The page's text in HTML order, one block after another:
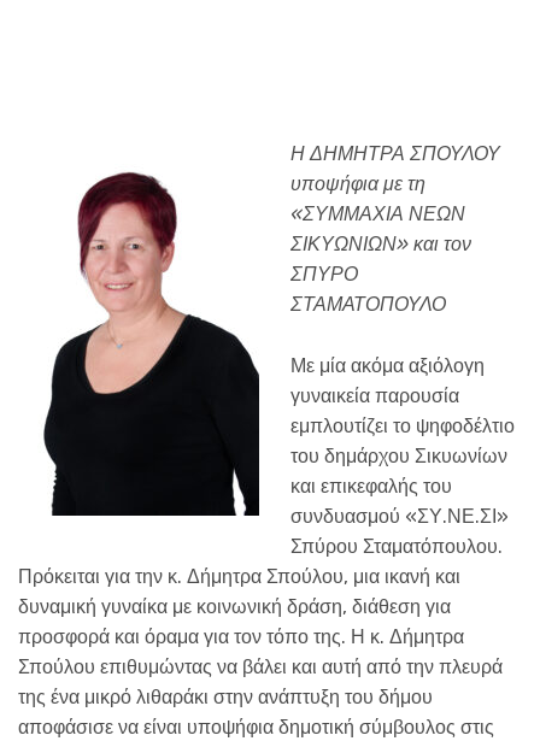
Η ΔΗΜΗΤΡΑ ΣΠΟΥΛΟΥ
υποψήφια με τη
«ΣΥΜΜΑΧΙΑ ΝΕΩΝ
ΣΙΚΥΩΝΙΩΝ» και τον
ΣΠΥΡΟ
ΣΤΑΜΑΤΟΠΟΥΛΟ
Με μία ακόμα αξιόλογη
γυναικεία παρουσία
εμπλουτίζει το ψηφοδέλτιο
του δημάρχου Σικυωνίων
και επικεφαλής του
συνδυασμού «ΣΥ.ΝΕ.ΣΙ»
Σπύρου Σταματόπουλου.
Πρόκειται για την κ. Δήμητρα Σπούλου, μια ικανή και
δυναμική γυναίκα με κοινωνική δράση, διάθεση για
προσφορά και όραμα για τον τόπο της. Η κ. Δήμητρα
Σπούλου επιθυμώντας να βάλει και αυτή από την πλευρά
της ένα μικρό λιθαράκι στην ανάπτυξη του δήμου
αποφάσισε να είναι υποψήφια δημοτική σύμβουλος στις